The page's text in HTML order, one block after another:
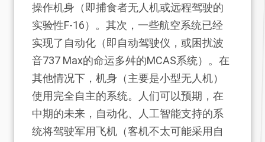
操作机身（即捕食者无人机或远程驾驶的
实验性F-16）。其次，一些航空系统已经
实现了自动化（即自动驾驶仪，或困扰波
音737 Max的命运多舛的MCAS系统）。在
其他情况下，机身（主要是小型无人机）
使用完全自主的系统。人们可以预期，在
中期的未来，自动化、人工智能支持的系
统将驾驶军用飞机（客机不太可能采用自